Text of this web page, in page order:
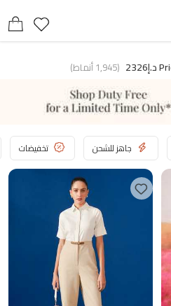
(
1,945أنماط)
جاهز للشحن تخفيضات